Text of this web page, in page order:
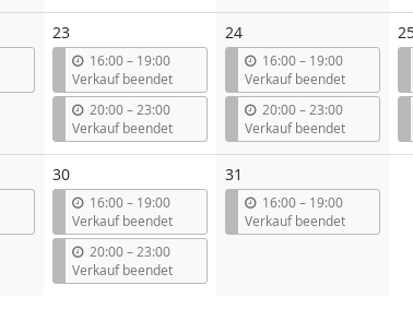
23
16:00–b
i
s
19:00
Verkauf beendet
20:00–b
i
s
23:00
Verkauf beendet
24
16:00–b
i
s
19:00
Verkauf beendet
20:00–b
i
s
23:00
Verkauf beendet
30
16:00–b
i
s
19:00
Verkauf beendet
20:00–b
i
s
23:00
Verkauf beendet
31
16:00–b
i
s
19:00
Verkauf beendet